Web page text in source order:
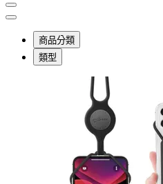
商品分類
類型